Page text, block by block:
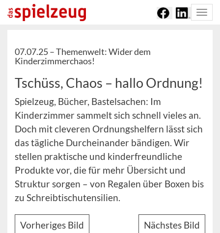
07.07.25 –Themenwelt: Wider dem
Kinderzimmerchaos!
Tschüss, Chaos – hallo Ordnung!
Spielzeug, Bücher, Bastelsachen: Im
Kinderzimmer sammelt sich schnell vieles an.
Doch mit cleveren Ordnungshelfern lässt sich
das tägliche Durcheinander bändigen. Wir
stellen praktische und kinderfreundliche
Produkte vor, die für mehr Übersicht und
Struktur sorgen – von Regalen über Boxen bis
zu Schreibtischutensilien.
Vorheriges Bild Nächstes Bild